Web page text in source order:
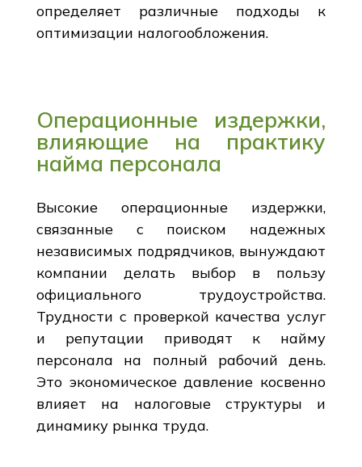
определяет различные подходы к
оптимизации налогообложения.
Операционные издержки,
влияющие на практику
найма персонала
Высокие операционные издержки,
связанные с поиском надежных
независимых подрядчиков, вынуждают
компании делать выбор в пользу
официального трудоустройства.
Трудности с проверкой качества услуг
и репутации приводят к найму
персонала на полный рабочий день.
Это экономическое давление косвенно
влияет на налоговые структуры и
динамику рынка труда.